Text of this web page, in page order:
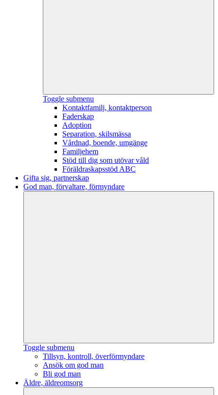
Toggle submenu
Kontaktfamilj, kontaktperson
Faderskap
Adoption
Separation, skilsmässa
Vårdnad, boende, umgänge
Familjehem
Stöd till dig som utövar våld
Föräldraskapsstöd ABC
Gifta sig, partnerskap
God man, förvaltare, förmyndare
Toggle submenu
Tillsyn, kontroll, överförmyndare
Ansök om god man
Bli god man
Äldre, äldreomsorg